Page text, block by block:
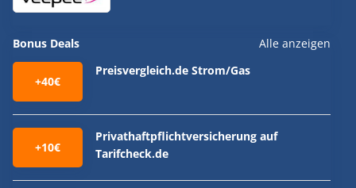
Bonus Deals Alle anzeigen
+40€
Preisvergleich.de Strom/Gas
+10€
Privathaftpflichtversicherung auf
Tarifcheck.de